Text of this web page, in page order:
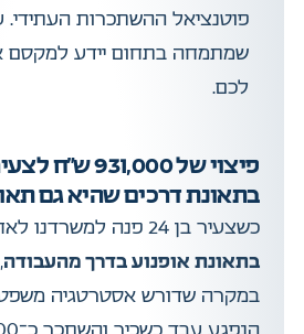
פוטנציאל ההשתכרות העתידי.
שמתמחה בתחום יידע למקסם
לכם.
בתאונת דרכים שהיא גם
כשצעיר בן 24 פנה למשרדנו לאחר שנפגע
בתאונת אופנוע בדרך מהעבודה
במקרה שדורש אסטרטגיה